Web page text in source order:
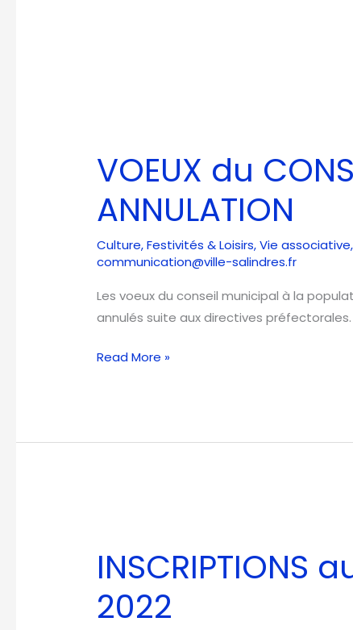
VOEUX du
ANNULATION
Culture,Festivités & Loisirs,Vie associative
communication@ville-salindres.fr
Les voeux du conseil municipal à la
annulés suite aux directives préfectorales.
CONSEIL
MUNICIPAL
–
Read More »
INSCRIPTIONS
2022
SALON
des
ARTS